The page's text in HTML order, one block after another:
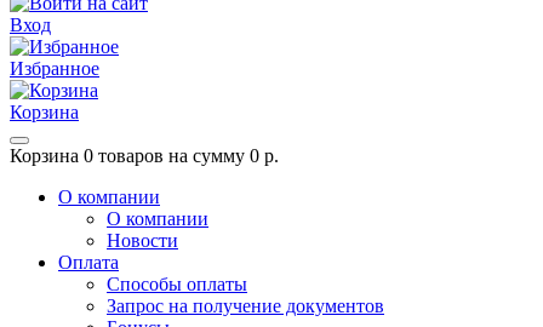
Вход
Избранное
Корзина
Корзина 0 товаров на сумму 0 р.
О компании
О компании
Новости
Оплата
Способы оплаты
Запрос на получение документов